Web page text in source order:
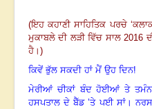
(ਇਹ ਕਹਾਣੀ ਸਾਹਿਤਿਕ ਪਰਚੇ
ਮੁਕਾਬਲੇ ਦੀ ਲੜੀ ਵਿੱਚ ਸਾਲ2016
ਹੈ।)
ਕਿਵੇਂ ਭੁੱਲ ਸਕਦੀ ਹਾਂ ਮੈਂ ਉਹ ਦਿਨ!
ਮੇਰੀਆਂ ਚੀਕਾਂ ਬੰਦ ਹੋਈਆਂ ਤੇ ਤਮੰਨਾ
ਹਸਪਤਾਲ ਦੇ ਬੈੱਡ ’ਤੇ ਪਈ ਸਾਂ।